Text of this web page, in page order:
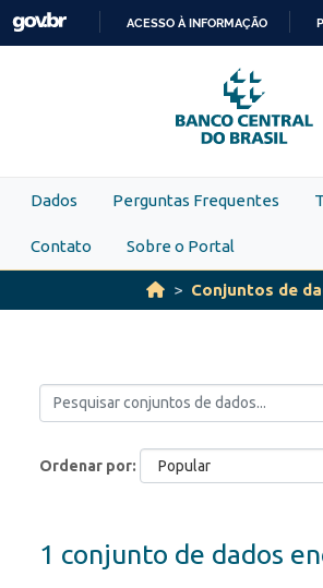
Skip to main content
PARA
O
CONTEÚDO
ACESSO À INFORMAÇÃO
Dados Perguntas Frequentes
Contato Sobre o Portal
Conjuntos de
Ordenar por
1 conjunto de dados